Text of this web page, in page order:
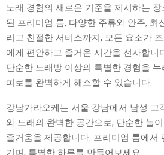
노래 경험의 새로운 기준을 제시하는
된 프리미엄 룸, 다양한 주류와 안주, 최
리고 친절한 서비스까지, 모든 요소가
에게 편안하고 즐거운 시간을 선사합니
단순한 노래방 이상의 특별한 경험을
피로를 완벽하게 해소할 수 있습니다.
강남가라오케는 서울 강남에서 남성 고
와 노래의 완벽한 공간으로, 단순한 놀
즐거움을 제공합니다. 프리미엄 룸에서
기며, 특별한 하루를 만들어보세요.